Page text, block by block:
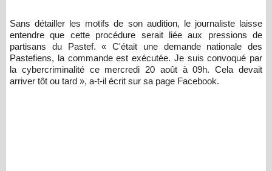
Sans détailler les motifs de son audition, le journaliste laisse
entendre que cette procédure serait liée aux pressions de
partisans du Pastef. « C'était une demande nationale des
Pastefiens, la commande est exécutée. Je suis convoqué par
la cybercriminalité ce mercredi 20 août à 09h. Cela devait
arriver tôt ou tard », a-t-il écrit sur sa page Facebook.